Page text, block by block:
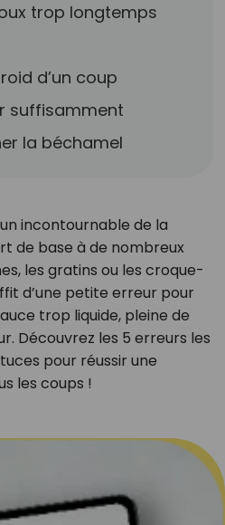
trop longtemps
d’un coup
suffisamment
la béchamel
incontournable de la
de base à de nombreux
les gratins ou les croque-
d’une petite erreur pour
trop liquide, pleine de
Découvrez les 5 erreurs les
pour réussir une
les coups !